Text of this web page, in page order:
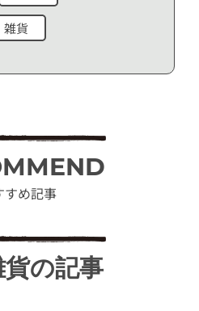
雑貨
すめ記事
の記事